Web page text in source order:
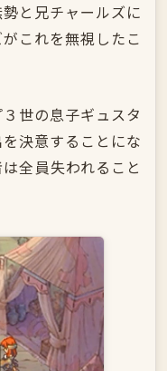
と兄チャールズに
これを無視したこ
世の息子ギュスタ
決意することにな
全員失われること